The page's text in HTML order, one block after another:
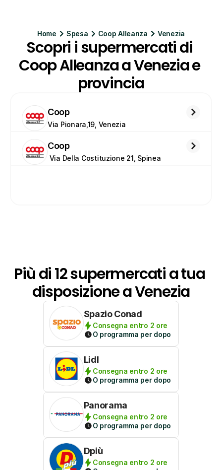
Home Spesa Coop Alleanza Venezia
Scopri i supermercati di
Coop Alleanza a Venezia e
provincia
Coop
Via Pionara,19, Venezia
Coop
Via Della Costituzione 21, Spinea
Più di 12 supermercati a tua
disposizione a Venezia
Spazio Conad
Consegna entro 2 ore
O programma per dopo
Lidl
Consegna entro 2 ore
O programma per dopo
Panorama
Consegna entro 2 ore
O programma per dopo
Dpiù
Consegna entro 2 ore